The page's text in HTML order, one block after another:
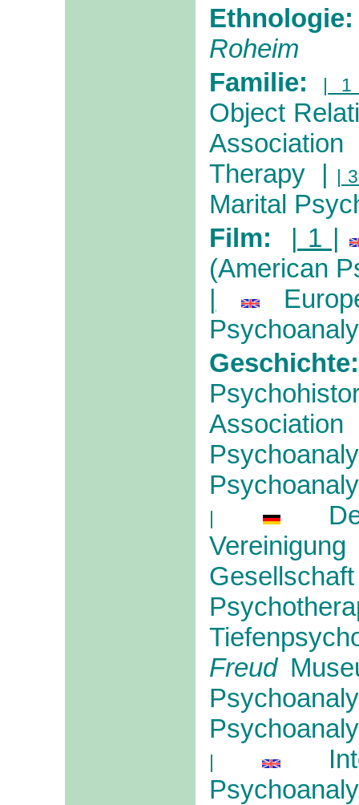
Roheim
Familie:
| 1
Object
Therapy
| |
Marital
Film:
| 1 |
(American
|
|
Freud
|